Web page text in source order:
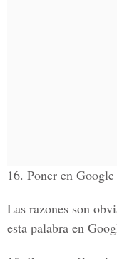
16. Poner en
Las razones son
esta palabra en